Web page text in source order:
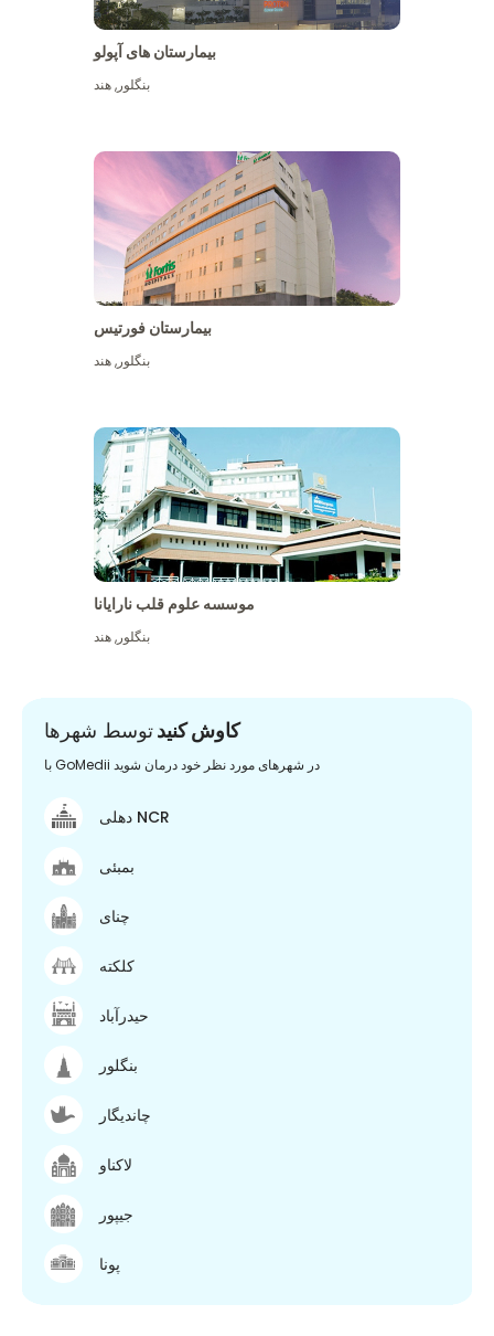
بیمارستان های آپولو
بنگلور,هند
بیمارستان فورتیس
بنگلور,هند
موسسه علوم قلب نارایانا
بنگلور,هند
کاوش کنیدتوسط شهرها
با GoMedii در شهرهای مورد نظر خود درمان شوید
دهلی NCR
بمبئی
چنای
کلکته
حیدرآباد
بنگلور
چاندیگار
لاکناو
جیپور
پونا